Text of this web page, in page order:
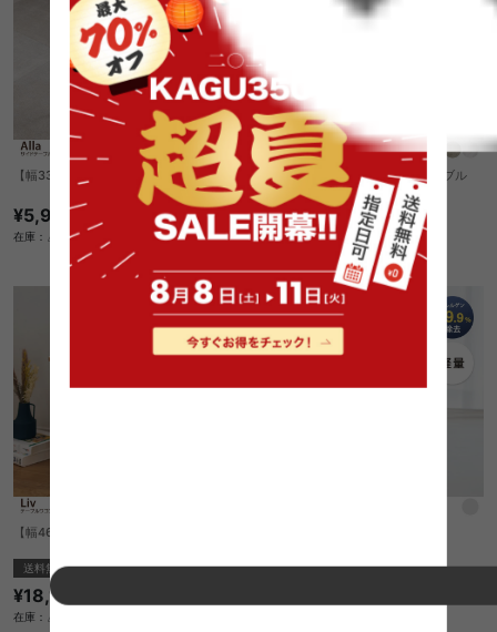
【幅33.5cm】Alla サイドテーブル
¥5,970
在庫：△
【幅80cm】 Lyfta 昇降サイドテーブル
送料無料
¥12,490
【幅46cm】Liv テーブルワゴン
送料無料
¥18,110
在庫：△
送料無料 完成品